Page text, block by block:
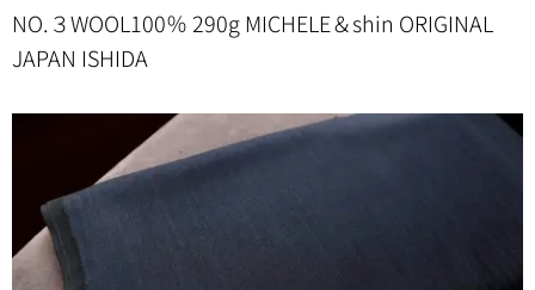
NO.３WOOL100％ 290g MICHELE＆shin ORIGINAL
JAPAN ISHIDA